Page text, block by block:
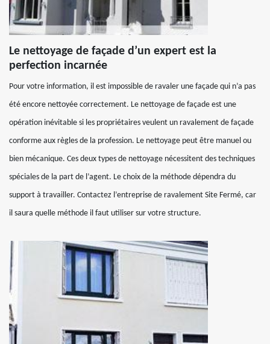
Le nettoyage de façade d’un expert est la
perfection incarnée
Pour votre information, il est impossible de ravaler une façade qui n’a pas
été encore nettoyée correctement. Le nettoyage de façade est une
opération inévitable si les propriétaires veulent un ravalement de façade
conforme aux règles de la profession. Le nettoyage peut être manuel ou
bien mécanique. Ces deux types de nettoyage nécessitent des techniques
spéciales de la part de l’agent. Le choix de la méthode dépendra du
support à travailler. Contactez l’entreprise de ravalement Site Fermé, car
il saura quelle méthode il faut utiliser sur votre structure.